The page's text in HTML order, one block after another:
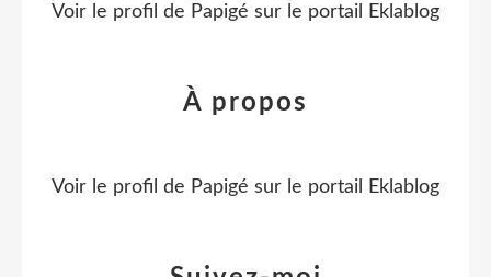
Voir le profil de Papigé sur le portail Eklablog
À propos
Voir le profil de Papigé sur le portail Eklablog